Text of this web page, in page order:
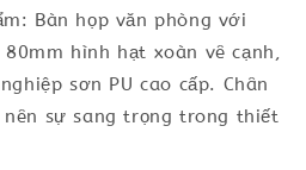
Bàn họp văn phòng với
hình hạt xoàn vê cạnh,
sơn PU cao cấp. Chân
nên sự sang trọng trong thiết